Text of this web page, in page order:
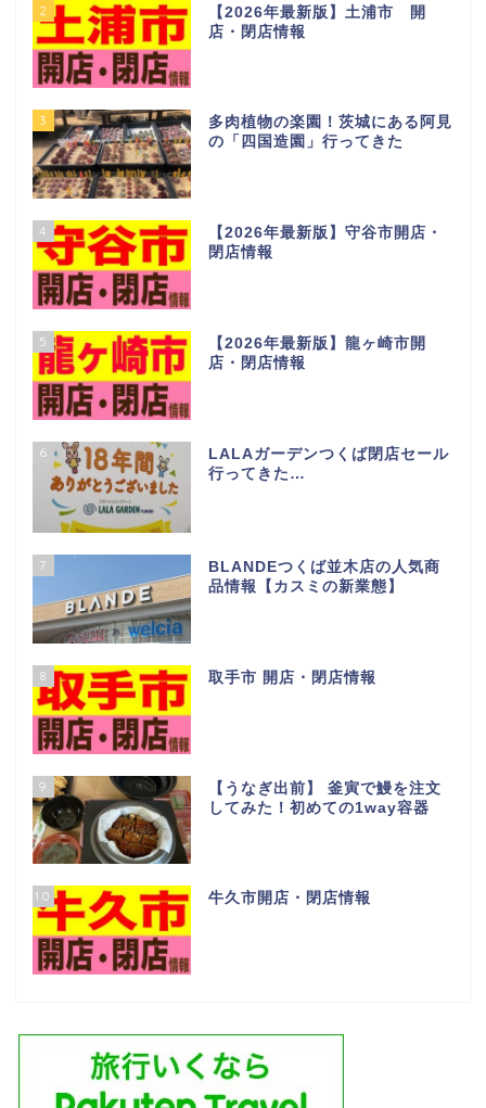
2
【2026年最新版】土浦市 開
店・閉店情報
3
多肉植物の楽園！茨城にある阿見
の「四国造園」行ってきた
4
【2026年最新版】守谷市開店・
閉店情報
5
【2026年最新版】龍ヶ崎市開
店・閉店情報
6
LALAガーデンつくば閉店セール
行ってきた…
7
BLANDEつくば並木店の人気商
品情報【カスミの新業態】
8 取手市 開店・閉店情報
9
【うなぎ出前】 釜寅で鰻を注文
してみた！初めての1way容器
10 牛久市開店・閉店情報